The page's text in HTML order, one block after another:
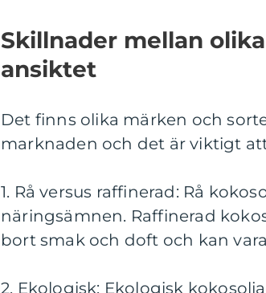
Skillnader mellan
ansiktet
Det finns olika märken och
marknaden och det är viktigt
1. Rå versus raffinerad: Rå
näringsämnen. Raffinerad
bort smak och doft och kan
2. Ekologisk: Ekologisk